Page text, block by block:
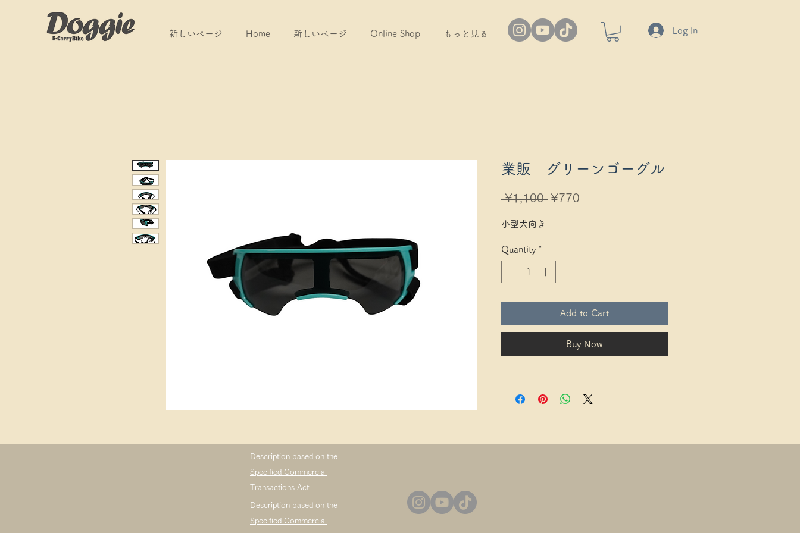
新しいページ Home 新しいページ Online Shop もっと見る Log In
業販 グリーンゴーグル
¥1,100 Regular
¥770
小型犬向き
Quantity *
Add to Cart
Buy Now
Description based on the
Specified Commercial
Transactions Act
Description based on the
Specified Commercial